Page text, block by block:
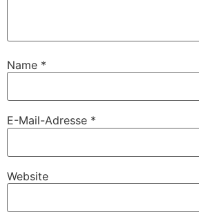
Name *
E-Mail-Adresse *
Website